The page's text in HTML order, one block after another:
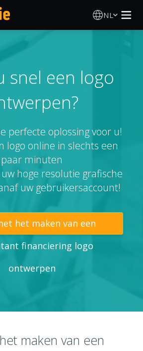
NL
INLOGGEN
snel een logo
perfecte oplossing voor u!
logo online in slechts een
paar minuten
hoge resolutie grafische
uw gebruikersaccount!
het maken van een
financiering logo
ontwerpen
maken van een